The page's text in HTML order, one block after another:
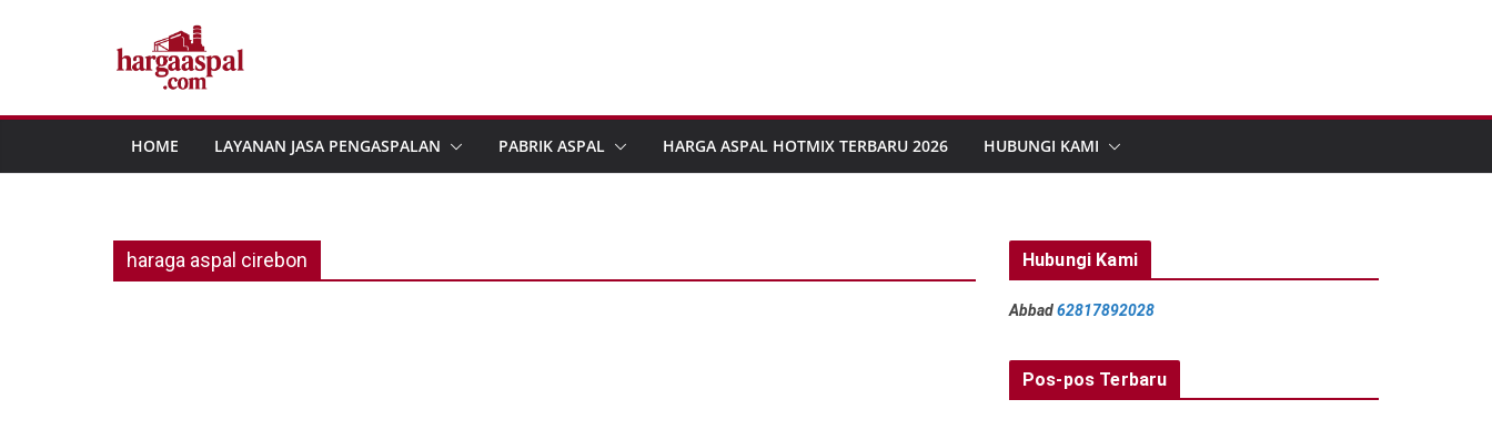
HOME LAYANAN JASA PENGASPALAN PABRIK ASPAL HARGA ASPAL HOTMIX TERBARU 2026 HUBUNGI KAMI
haraga aspal cirebon Hubungi Kami
Abbad62817892028
Pos-pos Terbaru